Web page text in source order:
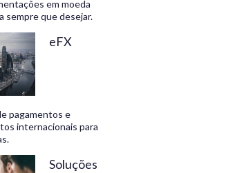
em moeda
sempre que desejar.
eFX
pagamentos e
internacionais para
Soluções